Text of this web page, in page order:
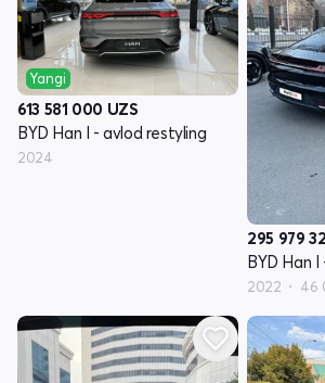
Yangi
613 581 000 UZS
BYD Han I - avlod restyling
2024
295 979
BYD Han
2022 46